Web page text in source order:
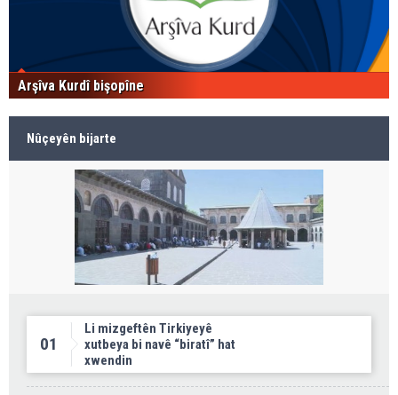
Arşîva Kurdî bişopîne
Nûçeyên bijarte
01
Li mizgeftên Tirkiyeyê
xutbeya bi navê “biratî” hat
xwendin